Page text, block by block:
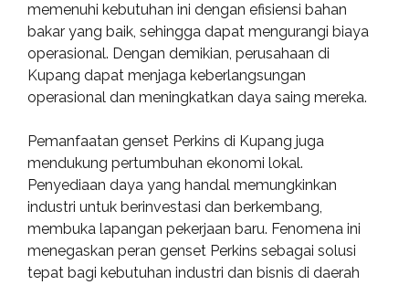
memenuhi kebutuhan ini dengan efisiensi bahan
bakar yang baik, sehingga dapat mengurangi biaya
operasional. Dengan demikian, perusahaan di
Kupang dapat menjaga keberlangsungan
operasional dan meningkatkan daya saing mereka.
Pemanfaatan genset Perkins di Kupang juga
mendukung pertumbuhan ekonomi lokal.
Penyediaan daya yang handal memungkinkan
industri untuk berinvestasi dan berkembang,
membuka lapangan pekerjaan baru. Fenomena ini
menegaskan peran genset Perkins sebagai solusi
tepat bagi kebutuhan industri dan bisnis di daerah